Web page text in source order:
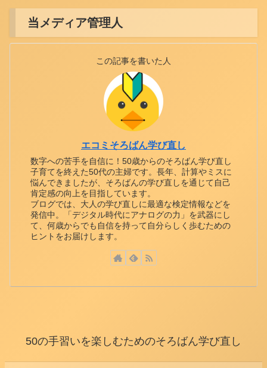
当メディア管理人
この記事を書いた人
エコミそろばん学び直し
数字への苦手を自信に！50歳からのそろばん学び直し
子育てを終えた50代の主婦です。長年、計算やミスに
悩んできましたが、そろばんの学び直しを通じて自己
肯定感の向上を目指しています。
ブログでは、大人の学び直しに最適な検定情報などを
発信中。「デジタル時代にアナログの力」を武器にし
て、何歳からでも自信を持って自分らしく歩むための
ヒントをお届けします。
50の手習いを楽しむためのそろばん学び直し